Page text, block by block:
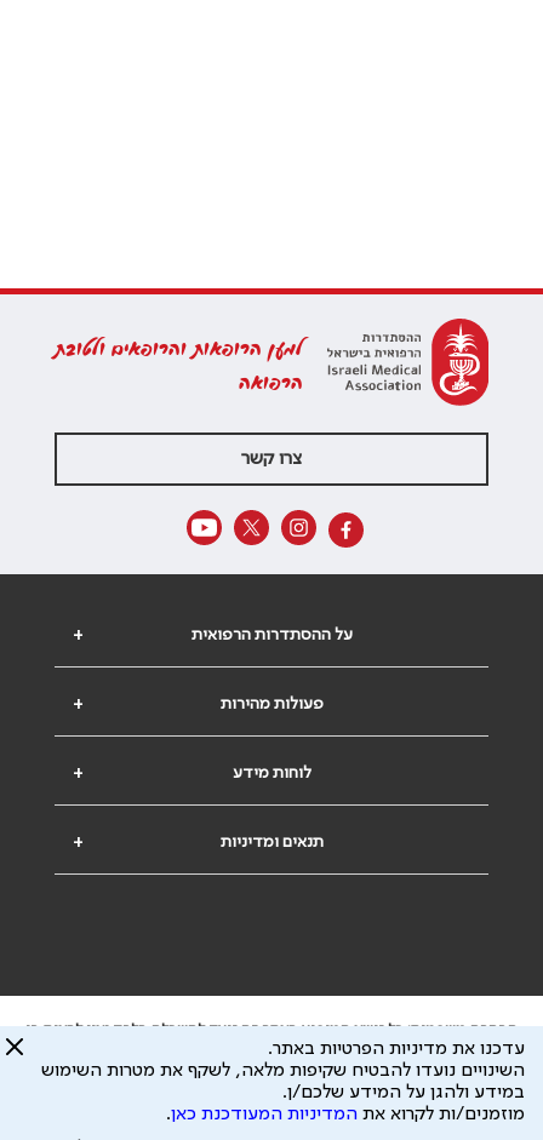
למען הרופאות והרופאים ולטובת
הרפואה
צרו קשר
+ על ההסתדרות הרפואית
+ פעולות מהירות
+ לוחות מידע
+ תנאים ומדיניות
הבהרה משפטית: כל נושא המופיע באתר זה נועד להשכלה בלבד ואין לראות בו
ייעוץ רפואי או משפטי. אין הר"י אחראית לתוכן המתפרסם באתר זה ולכל נזק
שעלול להיגרם.
ידוע לי שהר"י אוספת ושומרת מידע אישי לצורך מתן השרות וכי חלק ממנו עשוי
להיות מועבר לצדדים שלישיים, הכל בכפוף ל מדיניות הפרטיות
עדכנו את מדיניות הפרטיות באתר.
השינויים נועדו להבטיח שקיפות מלאה, לשקף את מטרות השימוש
במידע ולהגן על המידע שלכם/ן.
מוזמנים/ות לקרוא את המדיניות המעודכנת כאן.